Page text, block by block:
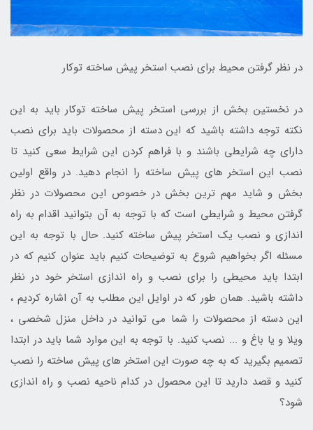
در نظر گرفتن محیط برای نصب استخر پیش ساخته توکار
در نخستین بخش از بررسی استخر پیش ساخته توکار باید به این
نکته توجه داشته باشید که این دسته از محصولات باید برای نصب
دارای چه شرایطی باشند و با فراهم کردن این شرایط سعی کنید تا
نصب این استخر های پیش ساخته را انجام دهید. در واقع اولین
بخش و شاید مهم ترین بخش در خصوص این محصولات در نظر
گرفتن محیط و شرایطی است که با توجه به آن بتوانید اقدام به راه
اندازی و نصب یک استخر پیش ساخته کنید. حال با توجه به این
مسئله اگر بخواهیم شروع به توضیحات کنیم باید عنوان کنیم که در
ابتدا باید محیطی را برای نصب و راه اندازی استخر خود در نظر
داشته باشید. همان طور که در اوایل این مطلب به آن اشاره کردیم ،
این دسته از محصولات را شما می توانید در داخل منزل شخصی ،
ویلا و یا باغ و ... نصب کنید. با توجه به این موارد شما باید در ابتدا
تصمیم بگیرید که به چه صورت این استخر های پیش ساخته را نصب
کنید و قصد دارید تا این محصول در کدام ناحیه نصب و راه اندازی
شود؟